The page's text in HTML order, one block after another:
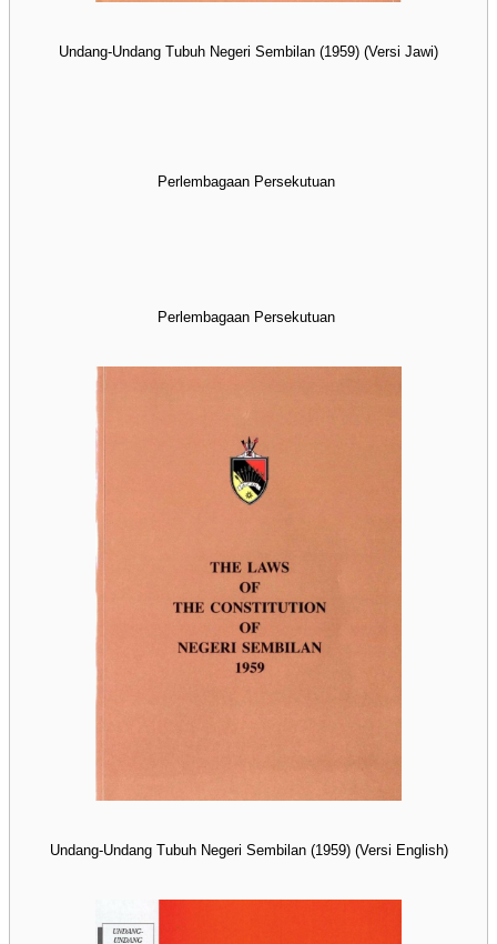
Undang-Undang Tubuh Negeri Sembilan (1959) (Versi Jawi)
Perlembagaan Persekutuan
Perlembagaan Persekutuan
Undang-Undang Tubuh Negeri Sembilan (1959) (Versi English)